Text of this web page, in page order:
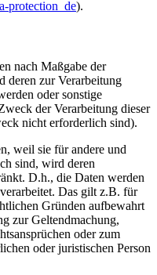
protection_de).
nach Maßgabe der
deren zur Verarbeitung
oder sonstige
der Verarbeitung dieser
nicht erforderlich sind).
weil sie für andere und
sind, wird deren
D.h., die Daten werden
Das gilt z.B. für
Gründen aufbewahrt
zur Geltendmachung,
oder zum
oder juristischen Person